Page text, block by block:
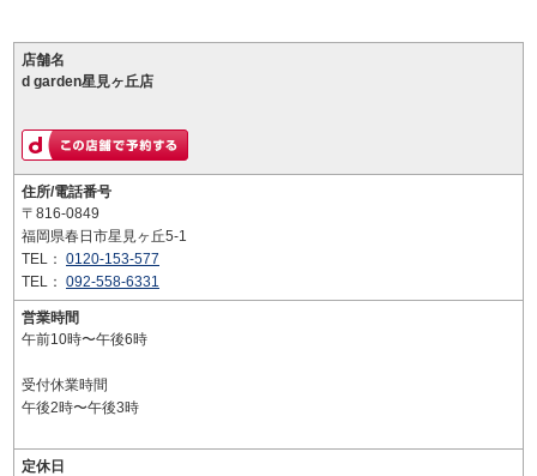
店舗名
d garden星見ヶ丘店
住所/電話番号
〒816-0849
福岡県春日市星見ヶ丘5-1
TEL： 0120-153-577
TEL： 092-558-6331
営業時間
午前10時〜午後6時
受付休業時間
午後2時〜午後3時
定休日